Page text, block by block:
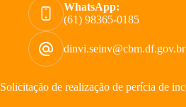
WhatsApp:
(61) 98365-0185
dinvi.seinv@cbm.df.gov.br
Solicitação de realização de perícia de